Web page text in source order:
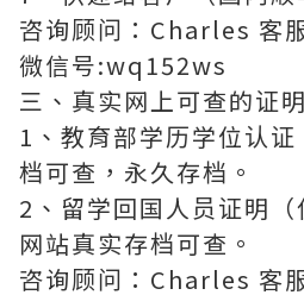
咨询顾问：Charles 客
微信号:wq152ws
三、真实网上可查的证
1、教育部学历学位认
档可查，永久存档。
2、留学回国人员证明
网站真实存档可查。
咨询顾问：Charles 客